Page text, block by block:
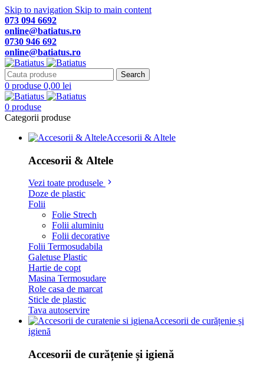
Skip to navigation Skip to main content
073 094 6692
online@batiatus.ro
0730 946 692
online@batiatus.ro
Search
0 produse 0,00 lei
0 produse
Categorii produse
Accesorii & Altele
Accesorii & Altele
Vezi toate produsele
Doze de plastic
Folii
Folie Strech
Folii aluminiu
Folii decorative
Folii Termosudabila
Galetuse Plastic
Hartie de copt
Masina Termosudare
Role casa de marcat
Sticle de plastic
Tava autoservire
Accesorii de curățenie și
igienă
Accesorii de curățenie și igienă